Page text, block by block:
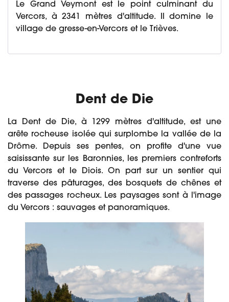
Le Grand Veymont est le point culminant du
Vercors, à 2341 mètres d'altitude. Il domine le
village de gresse-en-Vercors et le Trièves.
Dent de Die
La Dent de Die, à 1299 mètres d'altitude, est une
arête rocheuse isolée qui surplombe la vallée de la
Drôme. Depuis ses pentes, on profite d'une vue
saisissante sur les Baronnies, les premiers contreforts
du Vercors et le Diois. On part sur un sentier qui
traverse des pâturages, des bosquets de chênes et
des passages rocheux. Les paysages sont à l'image
du Vercors : sauvages et panoramiques.